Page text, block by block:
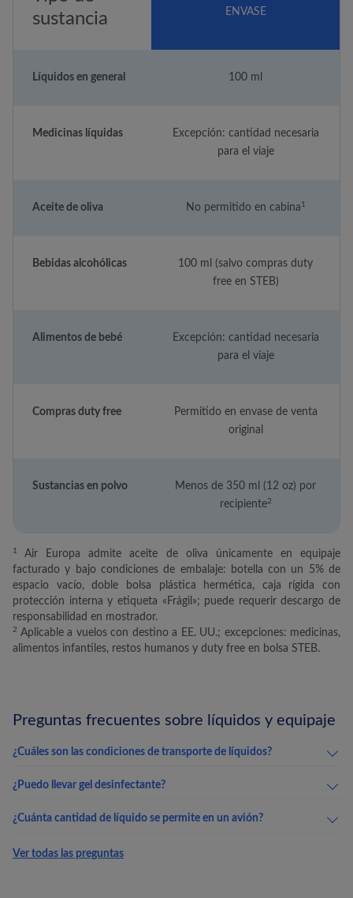
sustancia
ENVASE
Líquidos en general 100 ml
Medicinas líquidas
Excepción: cantidad necesaria
para el viaje
Aceite de oliva No permitido en cabina 1
Bebidas alcohólicas
100 ml (salvo compras duty
free en STEB)
Alimentos de bebé
Excepción: cantidad necesaria
para el viaje
Compras duty free
Permitido en envase de venta
original
Sustancias en polvo
Menos de 350 ml (12 oz) por
recipiente2
1 Air Europa admite aceite de oliva únicamente en equipaje
facturado y bajo condiciones de embalaje: botella con un 5% de
espacio vacío, doble bolsa plástica hermética, caja rígida con
protección interna y etiqueta «Frágil»; puede requerir descargo de
responsabilidad en mostrador.
2 Aplicable a vuelos con destino a EE. UU.; excepciones: medicinas,
alimentos infantiles, restos humanos y duty free en bolsa STEB.
Preguntas frecuentes sobre líquidos y equipaje
¿Cuáles son las condiciones de transporte de líquidos?
¿Puedo llevar gel desinfectante?
¿Cuánta cantidad de líquido se permite en un avión?
Ver todas las preguntas